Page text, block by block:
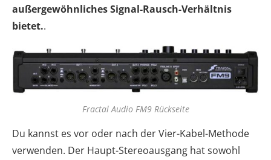
außergewöhnliches Signal-Rausch-Verhältnis
bietet..
Fractal Audio FM9 Rückseite
Du kannst es vor oder nach der Vier-Kabel-Methode
verwenden. Der Haupt-Stereoausgang hat sowohl